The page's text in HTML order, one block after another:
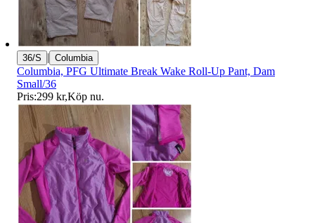
36/S | Columbia
Columbia, PFG Ultimate Break Wake Roll-Up Pant, Dam
Small/36
Pris:299 kr,Köp nu.